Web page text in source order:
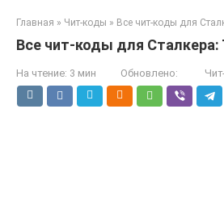
Главная » Чит-коды » Все чит-коды для
Все чит-коды для
На чтение: 3 мин Обновлено: